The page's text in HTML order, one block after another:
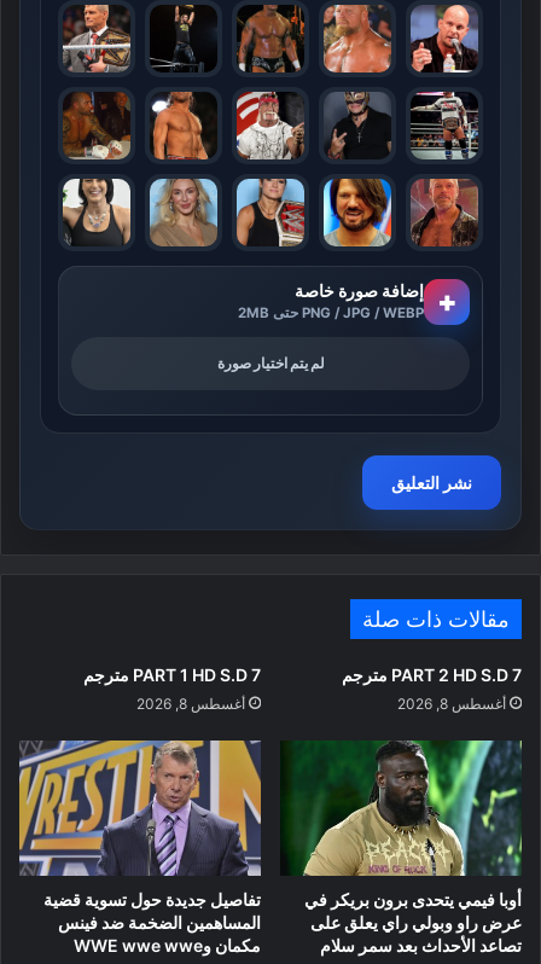
+ إضافة صورة خاصة
PNG / JPG / WEBP حتى 2MB
لم يتم اختيار صورة
مقالات ذات صلة
PART 2 HD S.D 7 مترجم
أغسطس 8, 2026
PART 1 HD S.D 7 مترجم
أغسطس 8, 2026
أوبا فيمي يتحدى برون بريكر في
عرض راو وبولي راي يعلق على
تصاعد الأحداث بعد سمر سلام
تفاصيل جديدة حول تسوية قضية
المساهمين الضخمة ضد فينس
مكمان وWWE wwe wwe